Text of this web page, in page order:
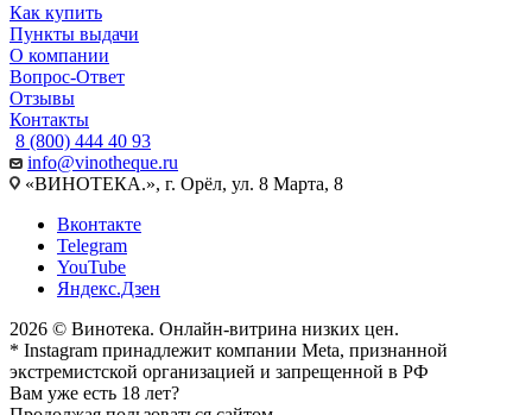
Как купить
Пункты выдачи
О компании
Вопрос-Ответ
Отзывы
Контакты
8 (800) 444 40 93
info@vinotheque.ru
«ВИНОТЕКА.», г. Орёл, ул. 8 Марта, 8
Вконтакте
Telegram
YouTube
Яндекс.Дзен
2026 © Винотека. Онлайн-витрина низких цен.
* Instagram принадлежит компании Meta, признанной
экстремистской организацией и запрещенной в РФ
Вам уже есть 18 лет?